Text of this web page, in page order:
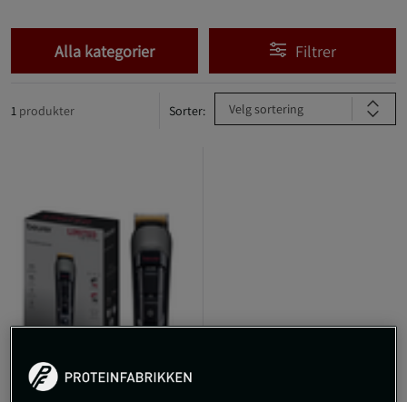
Alla kategorier Filtrer
1 produkter Sorter: Velg sortering